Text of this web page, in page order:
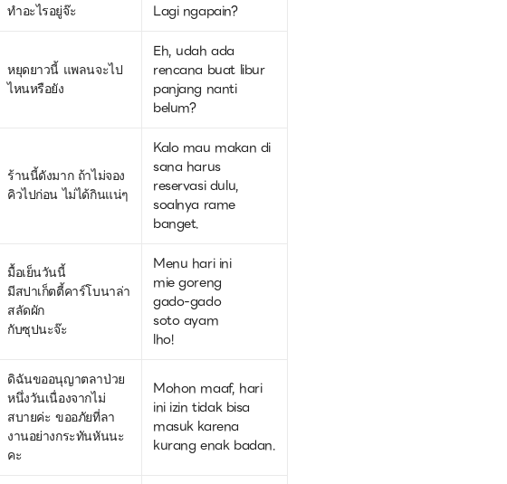
ทำอะไรอยู่จ๊ะ Lagi ngapain?
หยุดยาวนี้ แพลนจะไป
ไหนหรือยัง
Eh, udah ada
rencana buat libur
panjang nanti
belum?
ร้านนี้ดังมาก ถ้าไม่จอง
คิวไปก่อน ไม่ได้กินแน่ๆ
Kalo mau makan di
sana harus
reservasi dulu,
soalnya rame
banget.
มื้อเย็นวันนี้
มีสปาเก็ตตี้คาร์โบนาล่า
สลัดผัก
กับซุปนะจ๊ะ
Menu hari ini
mie goreng
gado-gado
soto ayam
lho!
ดิฉันขออนุญาตลาป่วย
หนึ่งวันเนื่องจากไม่
สบายค่ะ ขออภัยที่ลา
งานอย่างกระทันหันนะ
คะ
Mohon maaf, hari
ini izin tidak bisa
masuk karena
kurang enak badan.